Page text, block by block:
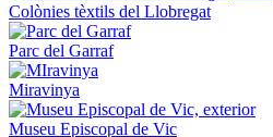
Colònies tèxtils del Llobregat
Parc del Garraf
Miravinya
Museu Episcopal de Vic